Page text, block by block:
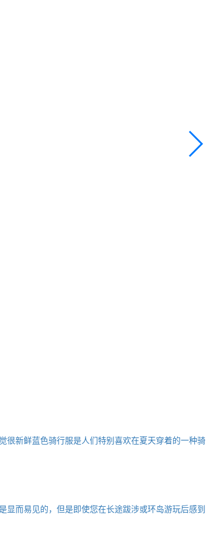
很新鲜蓝色骑行服是人们特别喜欢在夏天穿着的一种骑
显而易见的，但是即使您在长途跋涉或环岛游玩后感到